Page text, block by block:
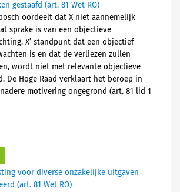
gestaafd (art. 81 Wet RO)
oordeelt dat X niet aannemelijk
sprake is van een objectieve
X’ standpunt dat een objectief
is en dat de verliezen zullen
wordt niet met relevante objectieve
De Hoge Raad verklaart het beroep in
motivering ongegrond (art. 81 lid 1
voor diverse onzakelijke uitgaven
(art. 81 Wet RO)